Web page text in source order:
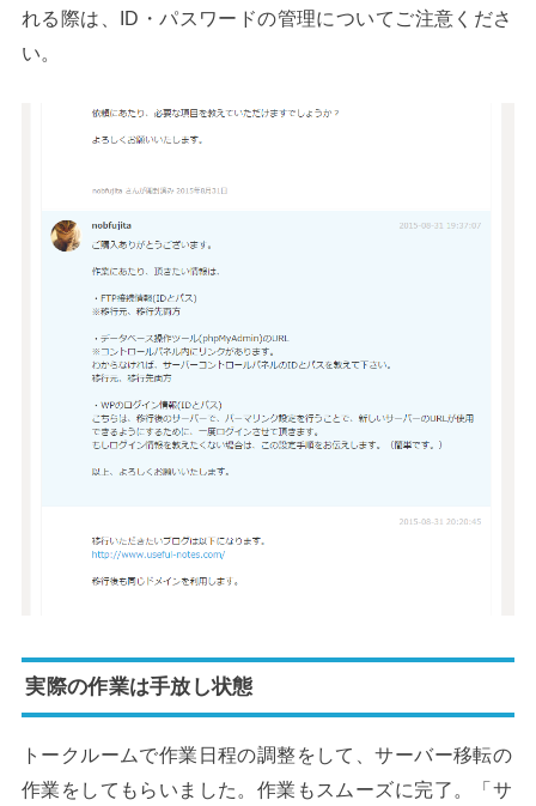
れる際は、ID・パスワードの管理についてご注意くださ
い。
実際の作業は手放し状態
トークルームで作業日程の調整をして、サーバー移転の
作業をしてもらいました。作業もスムーズに完了。「サ